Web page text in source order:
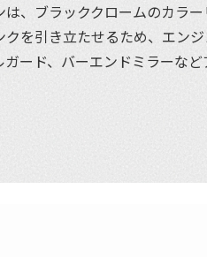
、ブラッククロームのカラ
を引き立たせるため、エン
ード、バーエンドミラーな